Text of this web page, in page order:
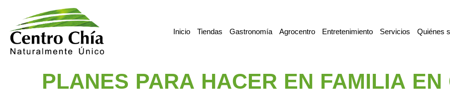
contenido
Inicio Tiendas Gastronomía Agrocentro Entretenimiento Servicios Quiénes
PLANES PARA HACER EN FAMILIA EN